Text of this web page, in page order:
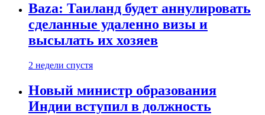
Baza: Таиланд будет аннулировать
сделанные удаленно визы и
высылать их хозяев
2 недели спустя
Новый министр образования
Индии вступил в должность